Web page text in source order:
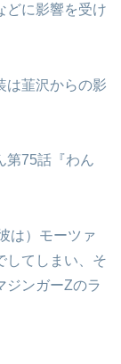
どに影響を受け
は韮沢からの影
第75話『わん
は）モーツァ
してしまい、そ
ジンガーZのラ